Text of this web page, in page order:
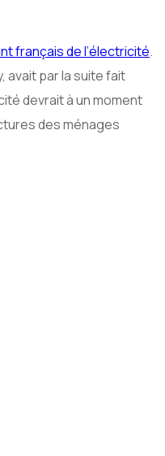
français de l’électricité.
avait par la suite fait
devrait à un moment
des ménages